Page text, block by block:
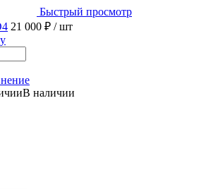
Быстрый просмотр
21 000 ₽ / шт
В наличии